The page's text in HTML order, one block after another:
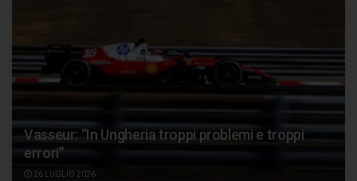
Vasseur: “In Ungheria troppi problemi e troppi
errori”
26 LUGLIO 2026